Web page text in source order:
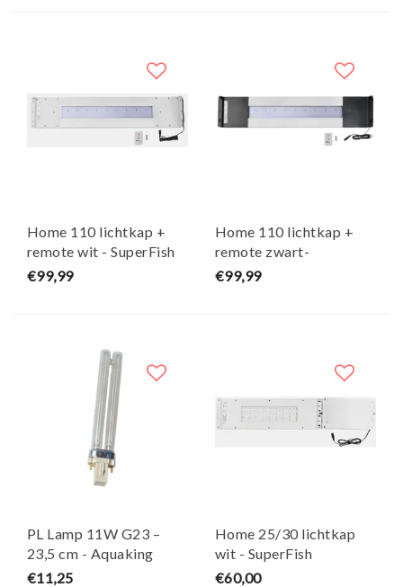
Home 110 lichtkap +
remote wit - SuperFish
€99,99
Home 110 lichtkap +
remote zwart-
SuperFish
€99,99
PL Lamp 11W G23 –
23,5 cm - Aquaking
€11,25
Home 25/30 lichtkap
wit - SuperFish
€60,00